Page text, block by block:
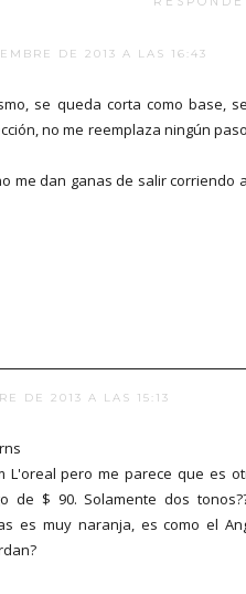
DE 2013 A LAS 16:43
se queda corta como base,
no me reemplaza ningún
me dan ganas de salir corriendo
DE 2013 A LAS 15:13
L'oreal pero me parece que es
de $ 90. Solamente dos
es muy naranja, es como el